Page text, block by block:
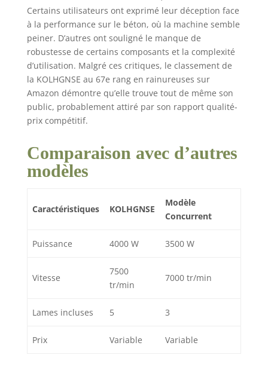
Certains utilisateurs ont exprimé leur déception face
à la performance sur le béton, où la machine semble
peiner. D’autres ont souligné le manque de
robustesse de certains composants et la complexité
d’utilisation. Malgré ces critiques, le classement de
la KOLHGNSE au 67e rang en rainureuses sur
Amazon démontre qu’elle trouve tout de même son
public, probablement attiré par son rapport qualité-
prix compétitif.
Comparaison avec d’autres
modèles
Caractéristiques KOLHGNSE
Modèle
Concurrent
Puissance 4000 W 3500 W
Vitesse
7500
tr/min
7000 tr/min
Lames incluses 5 3
Prix Variable Variable